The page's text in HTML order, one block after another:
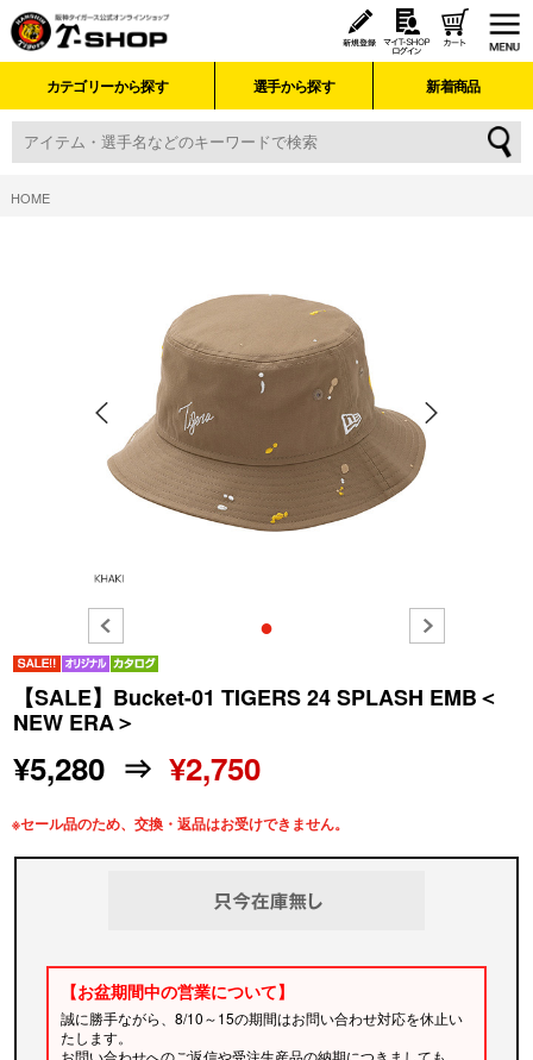
カテゴリーから探す 選手から探す 新着商品
HOME
●
【SALE】Bucket-01 TIGERS 24 SPLASH EMB＜
NEW ERA＞
¥5,280 ⇒¥2,750
※セール品のため、交換・返品はお受けできません。
【お盆期間中の営業について】
誠に勝手ながら、8/10～15の期間はお問い合わせ対応を休止い
たします。
お問い合わせへのご返信や受注生産品の納期につきましても、